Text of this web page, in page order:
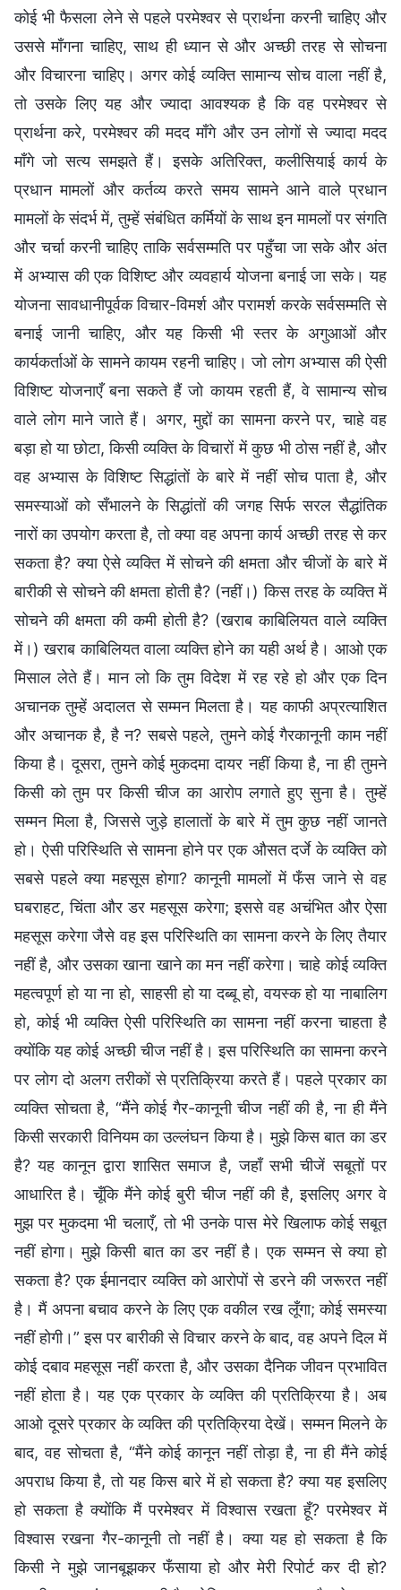
कोई भी फैसला लेने से पहले परमेश्वर से प्रार्थना करनी चाहिए और
उससे माँगना चाहिए, साथ ही ध्यान से और अच्छी तरह से सोचना
और विचारना चाहिए। अगर कोई व्यक्ति सामान्य सोच वाला नहीं है,
तो उसके लिए यह और ज्यादा आवश्यक है कि वह परमेश्वर से
प्रार्थना करे, परमेश्वर की मदद माँगे और उन लोगों से ज्यादा मदद
माँगे जो सत्य समझते हैं। इसके अतिरिक्त, कलीसियाई कार्य के
प्रधान मामलों और कर्तव्य करते समय सामने आने वाले प्रधान
मामलों के संदर्भ में, तुम्हें संबंधित कर्मियों के साथ इन मामलों पर संगति
और चर्चा करनी चाहिए ताकि सर्वसम्मति पर पहुँचा जा सके और अंत
में अभ्यास की एक विशिष्ट और व्यवहार्य योजना बनाई जा सके। यह
योजना सावधानीपूर्वक विचार-विमर्श और परामर्श करके सर्वसम्मति से
बनाई जानी चाहिए, और यह किसी भी स्तर के अगुआओं और
कार्यकर्ताओं के सामने कायम रहनी चाहिए। जो लोग अभ्यास की ऐसी
विशिष्ट योजनाएँ बना सकते हैं जो कायम रहती हैं, वे सामान्य सोच
वाले लोग माने जाते हैं। अगर, मुद्दों का सामना करने पर, चाहे वह
बड़ा हो या छोटा, किसी व्यक्ति के विचारों में कुछ भी ठोस नहीं है, और
वह अभ्यास के विशिष्ट सिद्धांतों के बारे में नहीं सोच पाता है, और
समस्याओं को सँभालने के सिद्धांतों की जगह सिर्फ सरल सैद्धांतिक
नारों का उपयोग करता है, तो क्या वह अपना कार्य अच्छी तरह से कर
सकता है? क्या ऐसे व्यक्ति में सोचने की क्षमता और चीजों के बारे में
बारीकी से सोचने की क्षमता होती है? (नहीं।) किस तरह के व्यक्ति में
सोचने की क्षमता की कमी होती है? (खराब काबिलियत वाले व्यक्ति
में।) खराब काबिलियत वाला व्यक्ति होने का यही अर्थ है। आओ एक
मिसाल लेते हैं। मान लो कि तुम विदेश में रह रहे हो और एक दिन
अचानक तुम्हें अदालत से सम्मन मिलता है। यह काफी अप्रत्याशित
और अचानक है, है न? सबसे पहले, तुमने कोई गैरकानूनी काम नहीं
किया है। दूसरा, तुमने कोई मुकदमा दायर नहीं किया है, ना ही तुमने
किसी को तुम पर किसी चीज का आरोप लगाते हुए सुना है। तुम्हें
सम्मन मिला है, जिससे जुड़े हालातों के बारे में तुम कुछ नहीं जानते
हो। ऐसी परिस्थिति से सामना होने पर एक औसत दर्जे के व्यक्ति को
सबसे पहले क्या महसूस होगा? कानूनी मामलों में फँस जाने से वह
घबराहट, चिंता और डर महसूस करेगा; इससे वह अचंभित और ऐसा
महसूस करेगा जैसे वह इस परिस्थिति का सामना करने के लिए तैयार
नहीं है, और उसका खाना खाने का मन नहीं करेगा। चाहे कोई व्यक्ति
महत्वपूर्ण हो या ना हो, साहसी हो या दब्बू हो, वयस्क हो या नाबालिग
हो, कोई भी व्यक्ति ऐसी परिस्थिति का सामना नहीं करना चाहता है
क्योंकि यह कोई अच्छी चीज नहीं है। इस परिस्थिति का सामना करने
पर लोग दो अलग तरीकों से प्रतिक्रिया करते हैं। पहले प्रकार का
व्यक्ति सोचता है, “मैंने कोई गैर-कानूनी चीज नहीं की है, ना ही मैंने
किसी सरकारी विनियम का उल्लंघन किया है। मुझे किस बात का डर
है? यह कानून द्वारा शासित समाज है, जहाँ सभी चीजें सबूतों पर
आधारित है। चूँकि मैंने कोई बुरी चीज नहीं की है, इसलिए अगर वे
मुझ पर मुकदमा भी चलाएँ, तो भी उनके पास मेरे खिलाफ कोई सबूत
नहीं होगा। मुझे किसी बात का डर नहीं है। एक सम्मन से क्या हो
सकता है? एक ईमानदार व्यक्ति को आरोपों से डरने की जरूरत नहीं
है। मैं अपना बचाव करने के लिए एक वकील रख लूँगा; कोई समस्या
नहीं होगी।” इस पर बारीकी से विचार करने के बाद, वह अपने दिल में
कोई दबाव महसूस नहीं करता है, और उसका दैनिक जीवन प्रभावित
नहीं होता है। यह एक प्रकार के व्यक्ति की प्रतिक्रिया है। अब
आओ दूसरे प्रकार के व्यक्ति की प्रतिक्रिया देखें। सम्मन मिलने के
बाद, वह सोचता है, “मैंने कोई कानून नहीं तोड़ा है, ना ही मैंने कोई
अपराध किया है, तो यह किस बारे में हो सकता है? क्या यह इसलिए
हो सकता है क्योंकि मैं परमेश्वर में विश्वास रखता हूँ? परमेश्वर में
विश्वास रखना गैर-कानूनी तो नहीं है। क्या यह हो सकता है कि
किसी ने मुझे जानबूझकर फँसाया हो और मेरी रिपोर्ट कर दी हो?